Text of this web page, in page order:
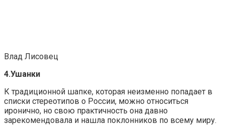
Влад Лисовец
4.Ушанки
К традиционной шапке, которая неизменно попадает в
списки стереотипов о России, можно относиться
иронично, но свою практичность она давно
зарекомендовала и нашла поклонников по всему миру.